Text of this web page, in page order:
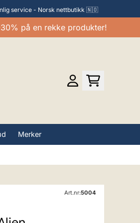
service - Norsk nettbutikk 🇳🇴
på en rekke produkter!
Merker
Art.nr:5004